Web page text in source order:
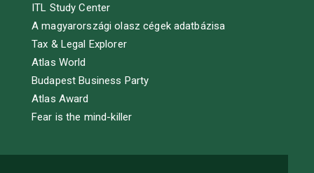
ITL Study Center
A magyarországi olasz cégek adatbázisa
Tax & Legal Explorer
Atlas World
Budapest Business Party
Atlas Award
Fear is the mind-killer